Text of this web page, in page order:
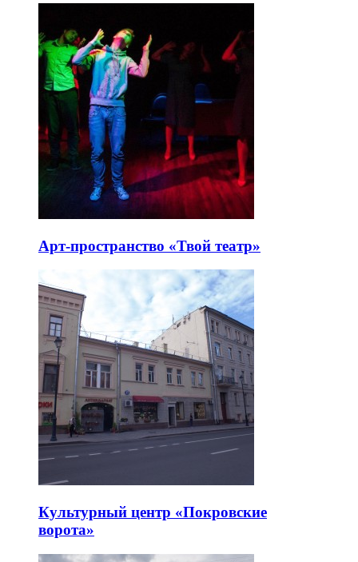
Арт-пространство «Твой театр»
Культурный центр «Покровские
ворота»